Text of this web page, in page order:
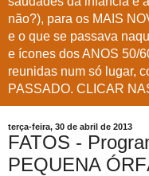
não?), para os MAIS
e o que se passava
e ícones dos ANOS 50/
reunidas num só lugar,
PASSADO. CLICAR
terça-feira, 30 de abril de 2013
FATOS -
PEQUENA